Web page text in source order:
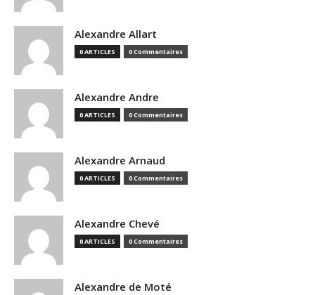
Alexandre Allart
0 ARTICLES 0 Commentaires
Alexandre Andre
0 ARTICLES 0 Commentaires
Alexandre Arnaud
0 ARTICLES 0 Commentaires
Alexandre Chevé
0 ARTICLES 0 Commentaires
Alexandre de Moté